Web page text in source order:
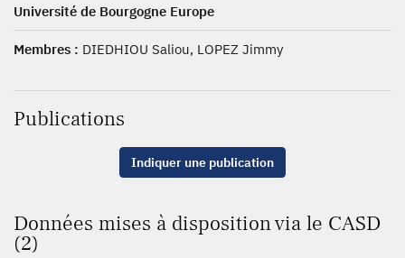
Université de Bourgogne Europe
Membres : DIEDHIOU Saliou, LOPEZ Jimmy
Publications
Indiquer une publication
Données mises à disposition via le CASD
(2)